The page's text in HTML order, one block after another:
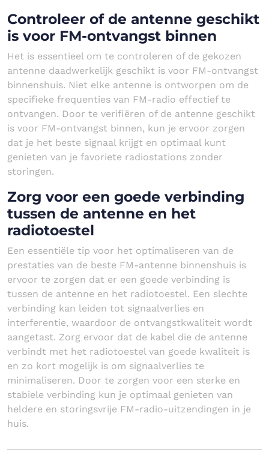
Controleer of de antenne geschikt
is voor FM-ontvangst binnen
Het is essentieel om te controleren of de gekozen
antenne daadwerkelijk geschikt is voor FM-ontvangst
binnenshuis. Niet elke antenne is ontworpen om de
specifieke frequenties van FM-radio effectief te
ontvangen. Door te verifiëren of de antenne geschikt
is voor FM-ontvangst binnen, kun je ervoor zorgen
dat je het beste signaal krijgt en optimaal kunt
genieten van je favoriete radiostations zonder
storingen.
Zorg voor een goede verbinding
tussen de antenne en het
radiotoestel
Een essentiële tip voor het optimaliseren van de
prestaties van de beste FM-antenne binnenshuis is
ervoor te zorgen dat er een goede verbinding is
tussen de antenne en het radiotoestel. Een slechte
verbinding kan leiden tot signaalverlies en
interferentie, waardoor de ontvangstkwaliteit wordt
aangetast. Zorg ervoor dat de kabel die de antenne
verbindt met het radiotoestel van goede kwaliteit is
en zo kort mogelijk is om signaalverlies te
minimaliseren. Door te zorgen voor een sterke en
stabiele verbinding kun je optimaal genieten van
heldere en storingsvrije FM-radio-uitzendingen in je
huis.